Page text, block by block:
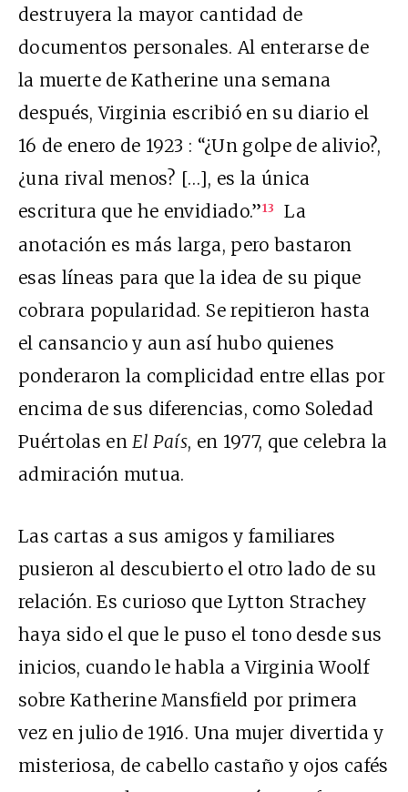
destruyera la mayor cantidad de
documentos personales. Al enterarse de
la muerte de Katherine una semana
después, Virginia escribió en su diario el
16 de enero de 1923 : “¿Un golpe de alivio?,
¿una rival menos? […], es la única
escritura que he envidiado.”13
La
anotación es más larga, pero bastaron
esas líneas para que la idea de su pique
cobrara popularidad. Se repitieron hasta
el cansancio y aun así hubo quienes
ponderaron la complicidad entre ellas por
encima de sus diferencias, como Soledad
Puértolas enEl País, en 1977, que celebra la
admiración mutua.
Las cartas a sus amigos y familiares
pusieron al descubierto el otro lado de su
relación. Es curioso que Lytton Strachey
haya sido el que le puso el tono desde sus
inicios, cuando le habla a Virginia Woolf
sobre Katherine Mansfield por primera
vez en julio de 1916. Una mujer divertida y
misteriosa, de cabello castaño y ojos cafés